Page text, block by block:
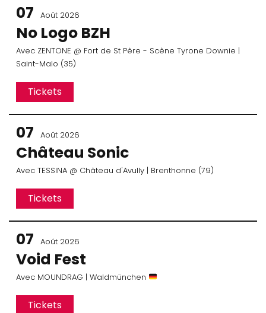
07 Août 2026
No Logo BZH
Avec ZENTONE @ Fort de St Père - Scène Tyrone Downie |
Saint-Malo (35)
Tickets
07 Août 2026
Château Sonic
Avec TESSINA @ Château d'Avully | Brenthonne (79)
Tickets
07 Août 2026
Void Fest
Avec MOUNDRAG | Waldmünchen
Tickets